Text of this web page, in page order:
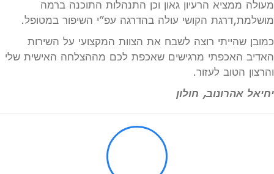
מעולה ממציא הרעיון גאון וכן התנהלות התוכנה ברמה
מושלמת,דרגת הקושי עולה בהדרגה עפ”י השיפור במטופל.
כמובן שהייתי רוצה לשבח את הצוות המקצועי על השירות
האדיב האכפתי מרגישים שאכפת לכם מההצלחה האישית שלי
והרצון הטוב לעזור.
יחיאל אהרונוב, חולון